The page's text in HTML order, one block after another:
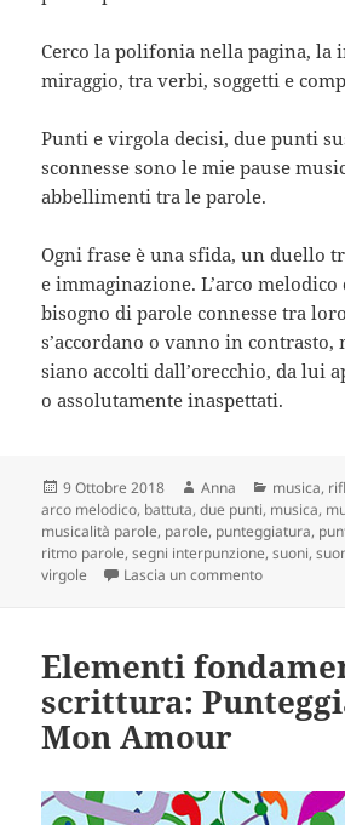
Cerco la polifonia nella pagina, la
miraggio, tra verbi, soggetti e
Punti e virgola decisi, due punti
sconnesse sono le mie pause
abbellimenti tra le parole.
Ogni frase è una sfida, un duello
e immaginazione. L’arco
bisogno di parole connesse tra
s’accordano o vanno in contrasto,
siano accolti dall’orecchio, da lui
o assolutamente inaspettati.
Scritto
il
9 Ottobre 2018 Autore
Anna Categorie
musica,
arco melodico, battuta,due punti, musica,
musicalità parole, parole, punteggiatura,
ritmo parole,segni interpunzione,suoni,
virgole
Lascia un commentosu
Elementi
scrittura:
Mon Amour